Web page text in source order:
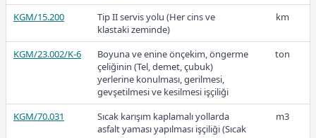
12,38
KGM/15.200
Tip II servis yolu (Her cins ve
klastaki zeminde)
km
KGM/23.002/K-6
Boyuna ve enine önçekim, öngerme
çeliğinin (Tel, demet, çubuk)
yerlerine konulması, gerilmesi,
gevşetilmesi ve kesilmesi işçiliği
ton
KGM/70.031
Sıcak karışım kaplamalı yollarda
asfalt yaması yapılması işçiliği (Sıcak
m3